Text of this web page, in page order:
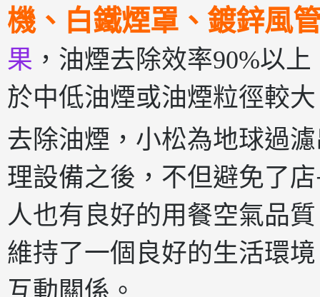
機、白鐵煙罩、鍍鋅風
果 ，油煙去除效率90%以
於中低油煙或油煙粒徑較
去除油煙，小松為地球過
理設備之後，不但避免了
人也有良好的用餐空氣品
維持了一個良好的生活環
互動關係。